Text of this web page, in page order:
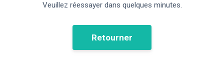
Veuillez réessayer dans quelques minutes.
Retourner